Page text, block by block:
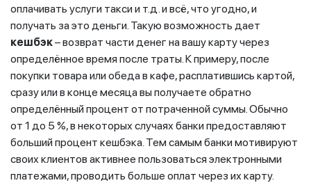
оплачивать услуги такси и т.д. и всё, что угодно, и
получать за это деньги. Такую возможность дает
кешбэк– возврат части денег на вашу карту через
определённое время после траты. К примеру, после
покупки товара или обеда в кафе, расплатившись картой,
сразу или в конце месяца вы получаете обратно
определённый процент от потраченной суммы. Обычно
от 1 до 5 %, в некоторых случаях банки предоставляют
больший процент кешбэка. Тем самым банки мотивируют
своих клиентов активнее пользоваться электронными
платежами, проводить больше оплат через их карту.